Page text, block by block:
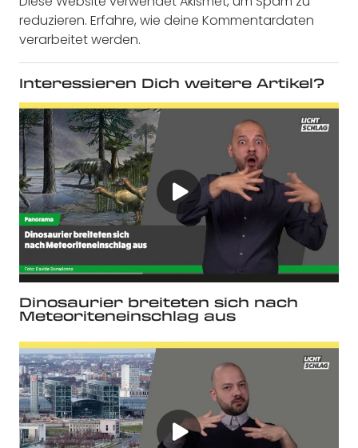
reduzieren. Erfahre, wie deine Kommentardaten
verarbeitet werden.
Interessieren Dich weitere Artikel?
Dinosaurier breiteten sich nach
Meteoriteneinschlag aus